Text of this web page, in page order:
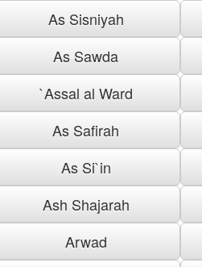
As Sisniyah
As Sawda
`Assal al Ward
As Safirah
As Si`in
Ash Shajarah
Arwad